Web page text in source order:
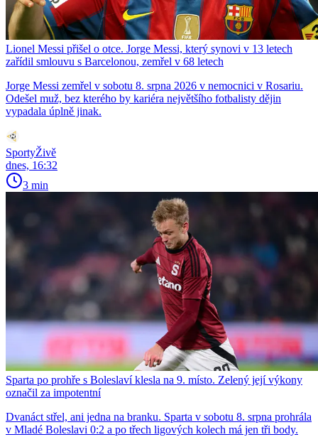
Lionel Messi přišel o otce. Jorge Messi, který synovi v 13 letech
zařídil smlouvu s Barcelonou, zemřel v 68 letech
Jorge Messi zemřel v sobotu 8. srpna 2026 v nemocnici v Rosariu.
Odešel muž, bez kterého by kariéra největšího fotbalisty dějin
vypadala úplně jinak.
SportyŽivě
dnes, 16:32
3 min
Sparta po prohře s Boleslaví klesla na 9. místo. Zelený její výkony
označil za impotentní
Dvanáct střel, ani jedna na branku. Sparta v sobotu 8. srpna prohrála
v Mladé Boleslavi 0:2 a po třech ligových kolech má jen tři body.